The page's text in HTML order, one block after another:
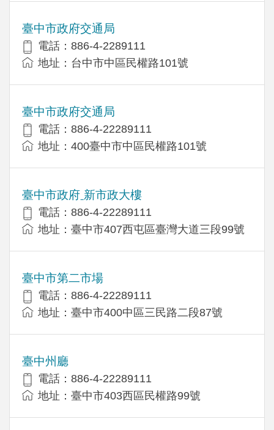
臺中市政府交通局
電話：886-4-2289111
地址：台中市中區民權路101號
臺中市政府交通局
電話：886-4-22289111
地址：400臺中市中區民權路101號
臺中市政府ˍ新市政大樓
電話：886-4-22289111
地址：臺中市407西屯區臺灣大道三段99號
臺中市第二市場
電話：886-4-22289111
地址：臺中市400中區三民路二段87號
臺中州廳
電話：886-4-22289111
地址：臺中市403西區民權路99號